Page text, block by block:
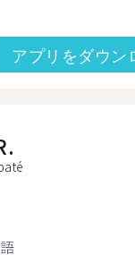
アプリをダウン